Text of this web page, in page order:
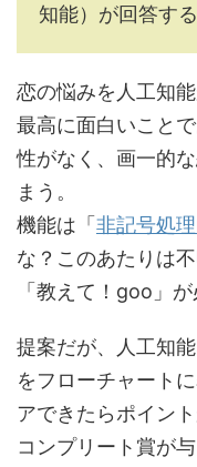
知能）が回答す
恋の悩みを人工知能
最高に面白いこと
性がなく、画一的
まう。
機能は「 非記号処
な？このあたりは
「教えて！goo」
提案だが、人工知
をフローチャート
アできたらポイン
コンプリート賞が